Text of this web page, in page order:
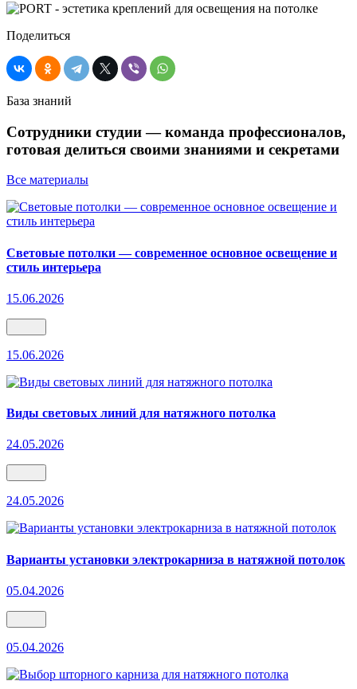
Поделиться
База знаний
Сотрудники студии — команда профессионалов,
готовая делиться своими знаниями и секретами
Все материалы
Световые потолки — современное основное освещение и
стиль интерьера
15.06.2026
15.06.2026
Виды световых линий для натяжного потолка
24.05.2026
24.05.2026
Варианты установки электрокарниза в натяжной потолок
05.04.2026
05.04.2026